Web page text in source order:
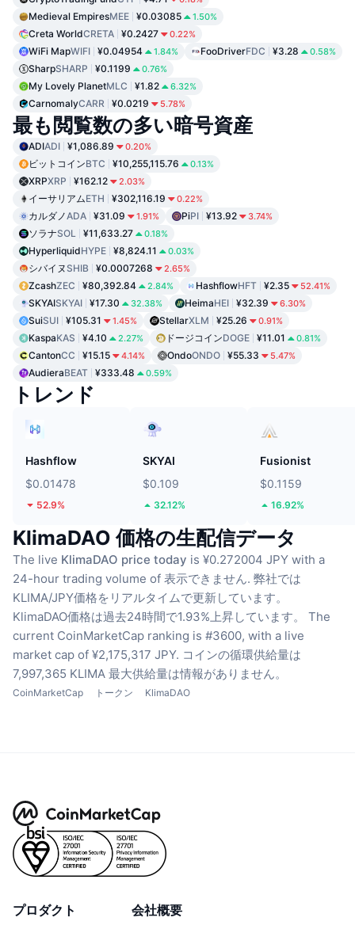
Medieval EmpiresMEE ¥0.03085 1.50%
Creta WorldCRETA ¥0.2427 0.22%
WiFi MapWIFI ¥0.04954 1.84% FooDriverFDC ¥3.28 0.58%
SharpSHARP ¥0.1199 0.76%
My Lovely PlanetMLC ¥1.82 6.32%
CarnomalyCARR ¥0.0219 5.78%
最も閲覧数の多い暗号資産
ADIADI ¥1,086.89 0.20%
ビットコインBTC ¥10,255,115.76 0.13%
XRPXRP ¥162.12 2.03%
イーサリアムETH ¥302,116.19 0.22%
カルダノADA ¥31.09 1.91% PiPI ¥13.92 3.74%
ソラナSOL ¥11,633.27 0.18%
HyperliquidHYPE ¥8,824.11 0.03%
シバイヌ SHIB ¥0.0007268 2.65%
ZcashZEC ¥80,392.84 2.84% HashflowHFT ¥2.35 52.41%
SKYAISKYAI ¥17.30 32.38% HeimaHEI ¥32.39 6.30%
SuiSUI ¥105.31 1.45% StellarXLM ¥25.26 0.91%
KaspaKAS ¥4.10 2.27% ドージコインDOGE ¥11.01 0.81%
CantonCC ¥15.15 4.14% OndoONDO ¥55.33 5.47%
AudieraBEAT ¥333.48 0.59%
トレンド
Hashflow
$0.01478
52.9%
SKYAI
$0.109
32.12%
Fusionist
$0.1159
16.92%
KlimaDAO 価格の生配信データ
The live KlimaDAO price today is ¥0.272004 JPY with a
24-hour trading volume of 表示できません. 弊社では
KLIMA/JPY価格をリアルタイムで更新しています。
KlimaDAO価格は過去24時間で1.93%上昇しています。
The
current CoinMarketCap ranking is #3600, with a live
market cap of ¥2,175,317 JPY. コインの循環供給量は
7,997,365 KLIMA 最大供給量は情報がありません。
CoinMarketCap トークン KlimaDAO
プロダクト 会社概要